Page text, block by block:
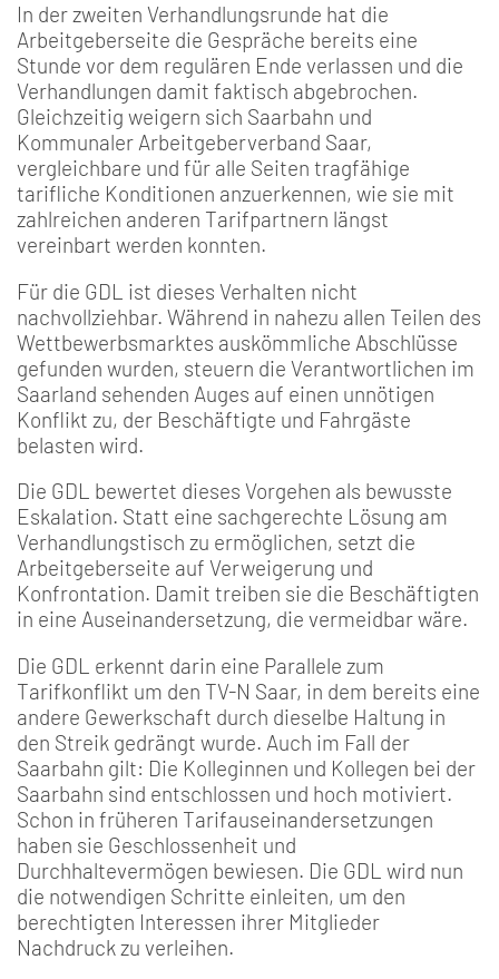
In der zweiten Verhandlungsrunde hat die
Arbeitgeberseite die Gespräche bereits eine
Stunde vor dem regulären Ende verlassen und die
Verhandlungen damit faktisch abgebrochen.
Gleichzeitig weigern sich Saarbahn und
Kommunaler Arbeitgeberverband Saar,
vergleichbare und für alle Seiten tragfähige
tarifliche Konditionen anzuerkennen, wie sie mit
zahlreichen anderen Tarifpartnern längst
vereinbart werden konnten.
Für die GDL ist dieses Verhalten nicht
nachvollziehbar. Während in nahezu allen Teilen des
Wettbewerbsmarktes auskömmliche Abschlüsse
gefunden wurden, steuern die Verantwortlichen im
Saarland sehenden Auges auf einen unnötigen
Konflikt zu, der Beschäftigte und Fahrgäste
belasten wird.
Die GDL bewertet dieses Vorgehen als bewusste
Eskalation. Statt eine sachgerechte Lösung am
Verhandlungstisch zu ermöglichen, setzt die
Arbeitgeberseite auf Verweigerung und
Konfrontation. Damit treiben sie die Beschäftigten
in eine Auseinandersetzung, die vermeidbar wäre.
Die GDL erkennt darin eine Parallele zum
Tarifkonflikt um den TV-N Saar, in dem bereits eine
andere Gewerkschaft durch dieselbe Haltung in
den Streik gedrängt wurde. Auch im Fall der
Saarbahn gilt: Die Kolleginnen und Kollegen bei der
Saarbahn sind entschlossen und hoch motiviert.
Schon in früheren Tarifauseinandersetzungen
haben sie Geschlossenheit und
Durchhaltevermögen bewiesen. Die GDL wird nun
die notwendigen Schritte einleiten, um den
berechtigten Interessen ihrer Mitglieder
Nachdruck zu verleihen.